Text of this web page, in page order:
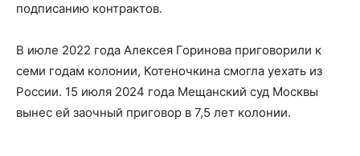
подписанию контрактов.
В июле 2022 года Алексея Горинова приговорили к
семи годам колонии, Котеночкина смогла уехать из
России. 15 июля 2024 года Мещанский суд Москвы
вынес ей заочный приговор в 7,5 лет колонии.